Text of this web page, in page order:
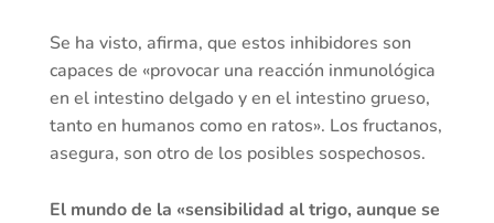
Se ha visto, afirma, que estos inhibidores son
capaces de «provocar una reacción inmunológica
en el intestino delgado y en el intestino grueso,
tanto en humanos como en ratos». Los fructanos,
asegura, son otro de los posibles sospechosos.
El mundo de la «sensibilidad al trigo, aunque se